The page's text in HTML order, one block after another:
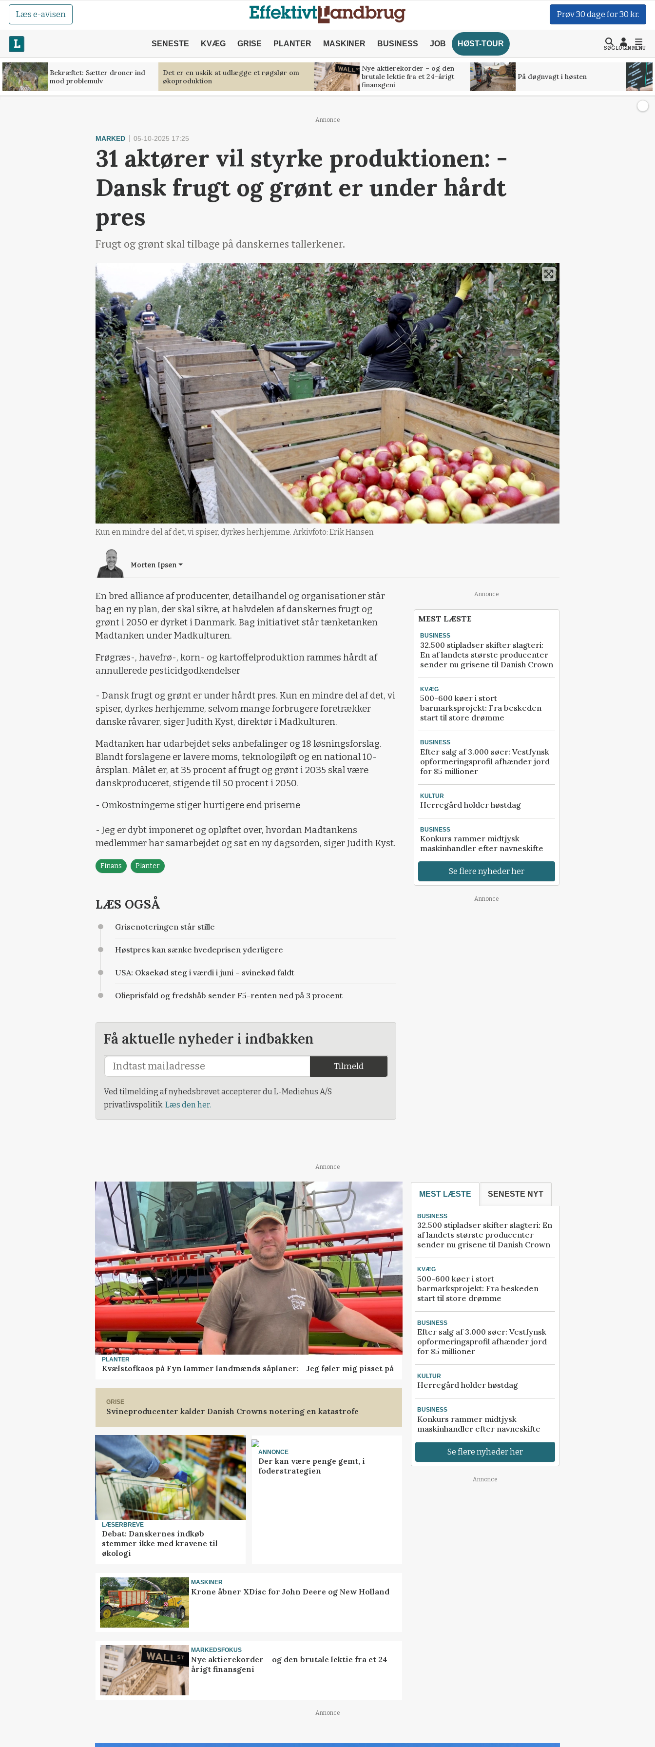
Læs e-avisen Prøv 30 dage for 30 kr.
SENESTE KVÆG GRISE PLANTER MASKINER BUSINESS JOB HØST-TOUR
SØGLOGINMENU
Bekræftet: Sætter droner ind
mod problemulv
Det er en uskik at udlægge et røgslør om
økoproduktion
Nye aktierekorder – og den
brutale lektie fra et 24-årigt
finansgeni
På døgnvagt i høsten
Annonce
MARKED 05-10-2025 17:25
31 aktører vil styrke produktionen: -
Dansk frugt og grønt er under hårdt
pres
Frugt og grønt skal tilbage på danskernes tallerkener.
Kun en mindre del af det, vi spiser, dyrkes herhjemme. Arkivfoto: Erik Hansen
Morten Ipsen
En bred alliance af producenter, detailhandel og organisationer står
bag en ny plan, der skal sikre, at halvdelen af danskernes frugt og
grønt i 2050 er dyrket i Danmark. Bag initiativet står tænketanken
Madtanken under Madkulturen.
Frøgræs-, havefrø-, korn- og kartoffelproduktion rammes hårdt af
annullerede pesticidgodkendelser
- Dansk frugt og grønt er under hårdt pres. Kun en mindre del af det, vi
spiser, dyrkes herhjemme, selvom mange forbrugere foretrækker
danske råvarer, siger Judith Kyst, direktør i Madkulturen.
Madtanken har udarbejdet seks anbefalinger og 18 løsningsforslag.
Blandt forslagene er lavere moms, teknologiløft og en national 10-
årsplan. Målet er, at 35 procent af frugt og grønt i 2035 skal være
danskproduceret, stigende til 50 procent i 2050.
- Omkostningerne stiger hurtigere end priserne
- Jeg er dybt imponeret og opløftet over, hvordan Madtankens
medlemmer har samarbejdet og sat en ny dagsorden, siger Judith Kyst.
Finans Planter
LÆS OGSÅ
Grisenoteringen står stille
Høstpres kan sænke hvedeprisen yderligere
USA: Oksekød steg i værdi i juni – svinekød faldt
Olieprisfald og fredshåb sender F5-renten ned på 3 procent
Få aktuelle nyheder i indbakken
Tilmeld
Ved tilmelding af nyhedsbrevet accepterer du L-Mediehus A/S
privatlivspolitik. Læs den her.
Annonce
MEST LÆSTE
BUSINESS
32.500 stipladser skifter slagteri:
En af landets største producenter
sender nu grisene til Danish Crown
KVÆG
500-600 køer i stort
barmarksprojekt: Fra beskeden
start til store drømme
BUSINESS
Efter salg af 3.000 søer: Vestfynsk
opformeringsprofil afhænder jord
for 85 millioner
KULTUR
Herregård holder høstdag
BUSINESS
Konkurs rammer midtjysk
maskinhandler efter navneskifte
Se flere nyheder her
Annonce
Annonce
PLANTER
Kvælstofkaos på Fyn lammer landmænds såplaner: - Jeg føler mig pisset på
GRISE
Svineproducenter kalder Danish Crowns notering en katastrofe
LÆSERBREVE
Debat: Danskernes indkøb
stemmer ikke med kravene til
økologi
ANNONCE
Der kan være penge gemt, i
foderstrategien
MASKINER
Krone åbner XDisc for John Deere og New Holland
MARKEDSFOKUS
Nye aktierekorder – og den brutale lektie fra et 24-
årigt finansgeni
MEST LÆSTE SENESTE NYT
BUSINESS
32.500 stipladser skifter slagteri: En
af landets største producenter
sender nu grisene til Danish Crown
KVÆG
500-600 køer i stort
barmarksprojekt: Fra beskeden
start til store drømme
BUSINESS
Efter salg af 3.000 søer: Vestfynsk
opformeringsprofil afhænder jord
for 85 millioner
KULTUR
Herregård holder høstdag
BUSINESS
Konkurs rammer midtjysk
maskinhandler efter navneskifte
Se flere nyheder her
Annonce
Annonce